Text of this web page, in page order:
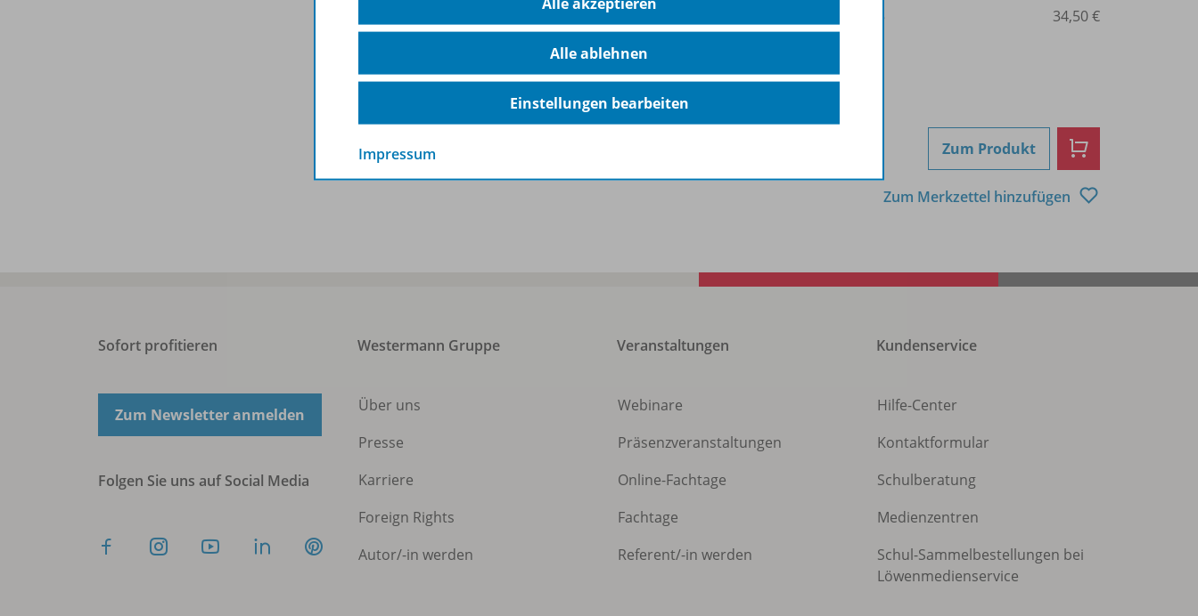
Schulbuch 7 /8
Lieferbar
34,50 €
Zum Produkt
Zum Merkzettel hinzufügen
Sofort profitieren
Zum Newsletter anmelden
Folgen Sie uns auf Social Media
Westermann Gruppe
Über uns
Presse
Karriere
Foreign Rights
Autor/-in werden
Veranstaltungen
Webinare
Präsenzveranstaltungen
Online-Fachtage
Fachtage
Referent/-in werden
Kundenservice
Hilfe-Center
Kontaktformular
Schulberatung
Medienzentren
Schul-Sammelbestellungen bei
Löwenmedienservice
Alle ablehnen
Einstellungen bearbeiten
Impressum